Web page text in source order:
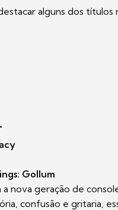
alguns dos títulos
Gollum
nova geração de
confusão e gritaria,